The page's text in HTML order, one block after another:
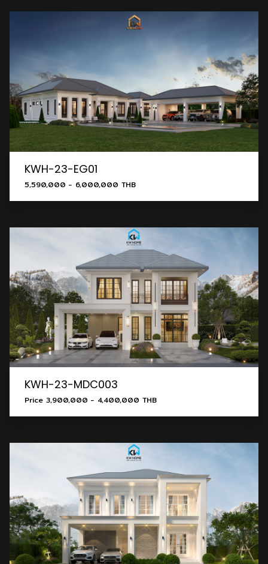
KWH-23-EG01
5,590,000 - 6,000,000 THB
KWH-23-MDC003
Price 3,900,000 - 4,400,000 THB